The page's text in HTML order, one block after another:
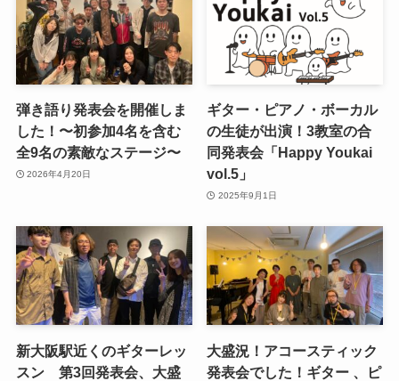
弾き語り発表会を開催しま
した！〜初参加4名を含む
全9名の素敵なステージ〜
2026年4月20日
ギター・ピアノ・ボーカル
の生徒が出演！3教室の合
同発表会「Happy Youkai
vol.5」
2025年9月1日
新大阪駅近くのギターレッ
スン 第3回発表会、大盛
大盛況！アコースティック
発表会でした！ギター 、ピ